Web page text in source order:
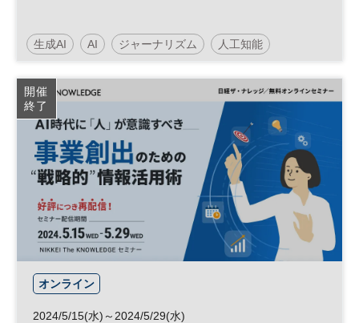
生成AI AI ジャーナリズム 人工知能
テクノロジー グローバル デジタル
土日祝開催
開催
終了
オンライン
2024/5/15(水)～2024/5/29(水)